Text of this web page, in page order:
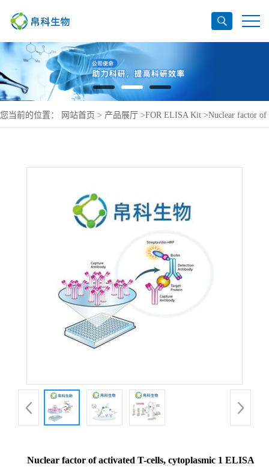
您当前的位置： 网站首页 > 产品展厅 >FOR ELISA Kit >Nuclear factor of
Nuclear factor of activated T-cells, cytoplasmic 1 ELISA